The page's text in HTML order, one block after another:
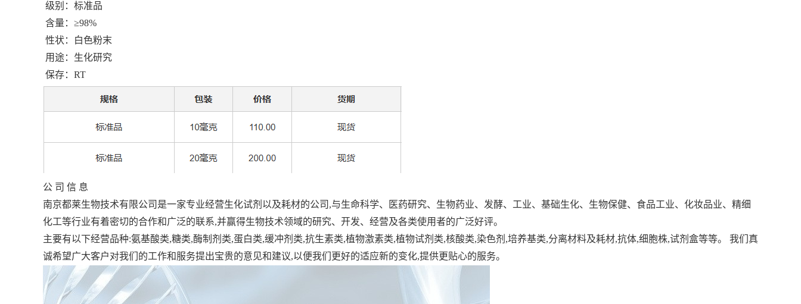
级别：标准品
含量：≥98%
性状：白色粉末
用途：生化研究
保存： RT
公 司 信 息
南京都莱生物技术有限公司是一家专业经营生化试剂以及耗材的公司 ,与生命科学、医药研究、生物药业、发酵、工业、基础生化、生物保健、食品工业、化妆品业、精细
化工等行业有着密切的合作和广泛的联系,并赢得生物技术领域的研究、开发、经营及各类使用者的广泛好评。
主要有以下经营品种:氨基酸类,糖类,酶制剂类,蛋白类,缓冲剂类,抗生素类,植物激素类,植物试剂类,核酸类,染色剂 ,培养基类,分离材料及耗材,抗体,细胞株,试剂盒等等。 我们真
诚希望广大客户对我们的工作和服务提出宝贵的意见和建议,以便我们更好的适应新的变化,提供更贴心的服务。